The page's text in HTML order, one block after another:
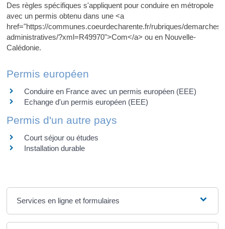
Des règles spécifiques s'appliquent pour conduire en métropole
avec un permis obtenu dans une <a
href="https://communes.coeurdecharente.fr/rubriques/demarches-
administratives/?xml=R49970">Com</a> ou en Nouvelle-
Calédonie.
Permis européen
Conduire en France avec un permis européen (EEE)
Echange d'un permis européen (EEE)
Permis d'un autre pays
Court séjour ou études
Installation durable
Services en ligne et formulaires